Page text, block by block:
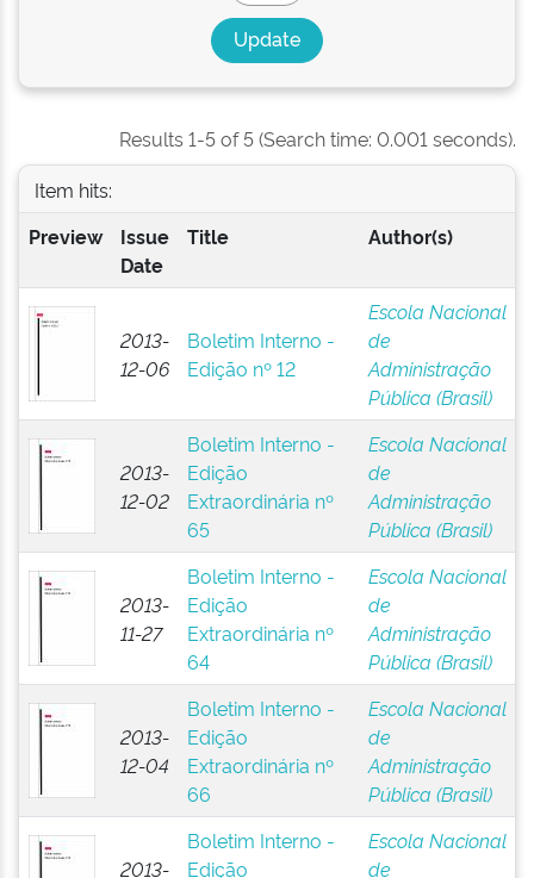
Results 1-5 of 5 (Search time: 0.001 seconds).
Item hits:
Preview
Issue
Date
Title Author(s)
2013-
12-06
Boletim Interno -
Edição nº 12
Escola Nacional
de
Administração
Pública (Brasil)
2013-
12-02
Boletim Interno -
Edição
Extraordinária nº
65
Escola Nacional
de
Administração
Pública (Brasil)
2013-
11-27
Boletim Interno -
Edição
Extraordinária nº
64
Escola Nacional
de
Administração
Pública (Brasil)
2013-
12-04
Boletim Interno -
Edição
Extraordinária nº
66
Escola Nacional
de
Administração
Pública (Brasil)
2013-
Boletim Interno -
Edição
Escola Nacional
de